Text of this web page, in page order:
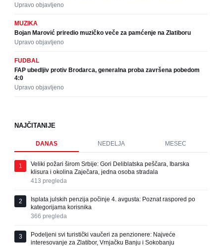
Upravo objavljeno
MUZIKA
Bojan Marović priredio muzičko veče za pamćenje na Zlatiboru
Upravo objavljeno
FUDBAL
FAP ubedljiv protiv Brodarca, generalna proba završena pobedom
4:0
Upravo objavljeno
NAJČITANIJE
DANAS NEDELJA MESEC
1
Veliki požari širom Srbije: Gori Deliblatska peščara, Ibarska
klisura i okolina Zaječara, jedna osoba stradala
413 pregleda
2
Isplata julskih penzija počinje 4. avgusta: Poznat raspored po
kategorijama korisnika
366 pregleda
3
Podeljeni svi turistički vaučeri za penzionere: Najveće
interesovanje za Zlatibor, Vrnjačku Banju i Sokobanju